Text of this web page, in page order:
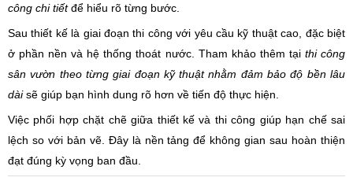
công chi tiếtđể hiểu rõ từng bước.
Sau thiết kế là giai đoạn thi công với yêu cầu kỹ thuật cao, đặc biệt
ở phần nền và hệ thống thoát nước. Tham khảo thêm tại thi công
sân vườn theo từng giai đoạn kỹ thuật nhằm đảm bảo độ bền lâu
dàisẽ giúp bạn hình dung rõ hơn về tiến độ thực hiện.
Việc phối hợp chặt chẽ giữa thiết kế và thi công giúp hạn chế sai
lệch so với bản vẽ. Đây là nền tảng để không gian sau hoàn thiện
đạt đúng kỳ vọng ban đầu.